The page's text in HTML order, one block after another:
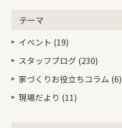
テーマ
イベント (19)
スタッフブログ (230)
家づくりお役立ちコラム (6)
現場だより (11)